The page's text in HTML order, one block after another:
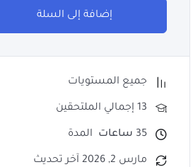
إضافة إلى السلة
جميع المستويات
13 إجمالي الملتحقين
35 ساعات المدة
مارس 2, 2026 آخر تحديث